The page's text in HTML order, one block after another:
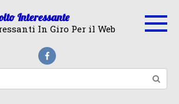
Interessante
In Giro Per il Web